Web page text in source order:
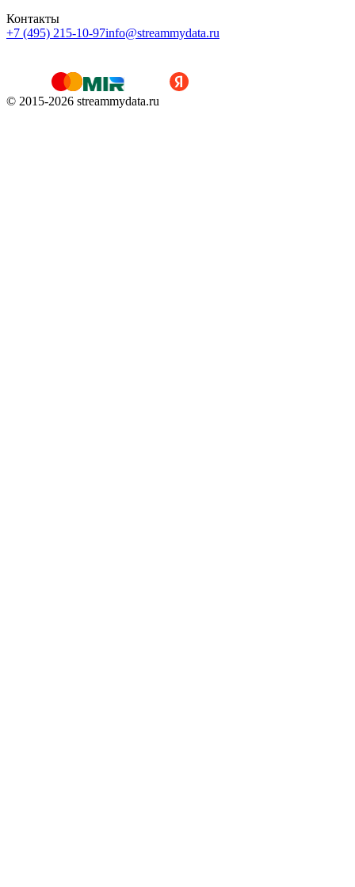
Контакты
+7 (495) 215-10-97info@streammydata.ru
© 2015-2026 streammydata.ru